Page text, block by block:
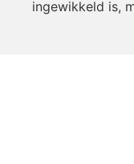
ingewikkeld is,